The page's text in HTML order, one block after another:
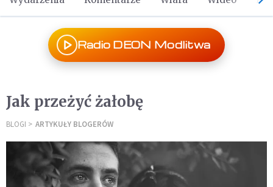
Radio DEON Modlitwa
Jak przeżyć żałobę
BLOGI ARTYKUŁY BLOGERÓW